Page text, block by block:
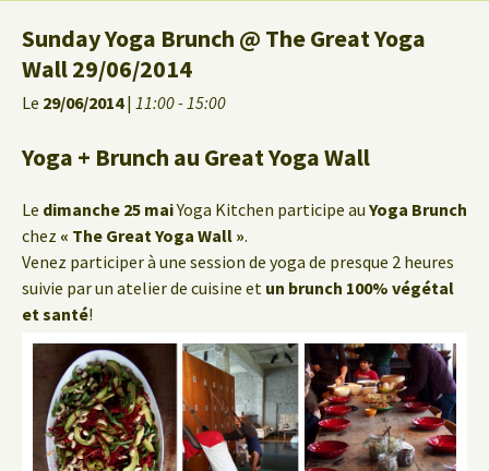
Sunday Yoga Brunch @ The Great Yoga
Wall 29/06/2014
Le 29/06/2014| 11:00 - 15:00
Yoga + Brunch au Great Yoga Wall
Le dimanche 25 maiYoga Kitchen participe au Yoga Brunch
chez « The Great Yoga Wall ».
Venez participer à une session de yoga de presque 2 heures
suivie par un atelier de cuisine et un brunch 100% végétal
et santé!